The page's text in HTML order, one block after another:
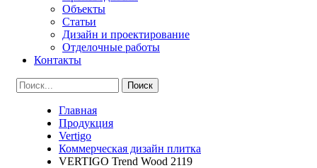
Объекты
Статьи
Дизайн и проектирование
Отделочные работы
Контакты
Главная
Продукция
Vertigo
Коммерческая дизайн плитка
VERTIGO Trend Wood 2119